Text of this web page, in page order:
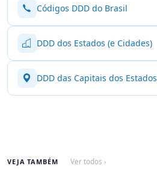
Códigos DDD do Brasil
DDD dos Estados (e Cidades)
DDD das Capitais dos Estados
VEJA TAMBÉM Ver todos ›